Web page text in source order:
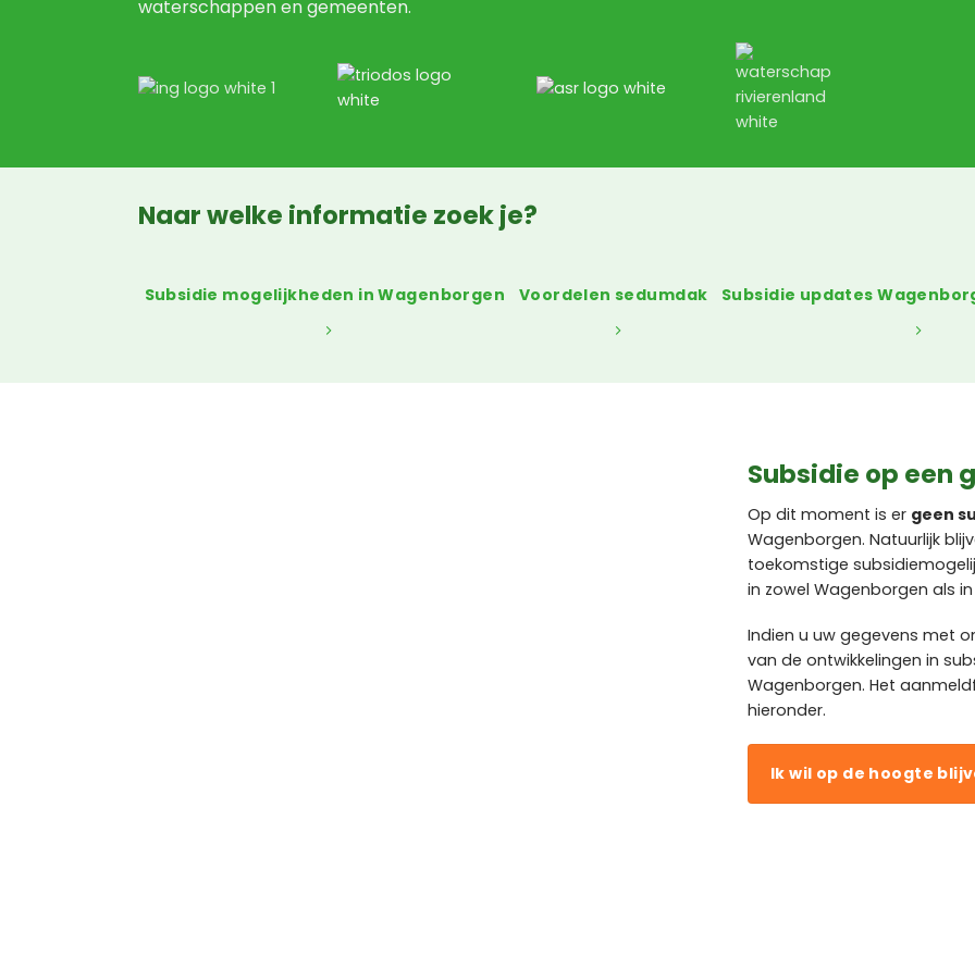
waterschappen en gemeenten.
Naar welke informatie zoek je?
Subsidie mogelijkheden in Wagenborgen Voordelen sedumdak Subsidie updates
Subsidie op een
Op dit moment is er geen
Wagenborgen. Natuurlijk
toekomstige
in zowel Wagenborgen als
Indien u uw gegevens met
van de ontwikkelingen in
Wagenborgen. Het
hieronder.
Ik wil op de hoogte